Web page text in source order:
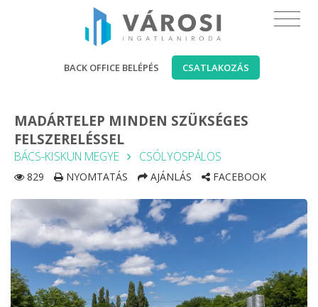
BACK OFFICE BELÉPÉS CSATLAKOZÁS
MADÁRTELEP MINDEN SZÜKSÉGES
FELSZERELÉSSEL
BÁCS-KISKUN MEGYE CSÓLYOSPÁLOS
829 NYOMTATÁS AJÁNLÁS FACEBOOK